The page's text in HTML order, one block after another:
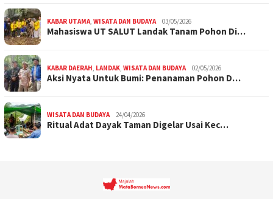
KABAR UTAMA, WISATA DAN BUDAYA 03/05/2026
Mahasiswa UT SALUT Landak Tanam Pohon Di…
KABAR DAERAH, LANDAK, WISATA DAN BUDAYA 02/05/2026
Aksi Nyata Untuk Bumi: Penanaman Pohon D…
WISATA DAN BUDAYA 24/04/2026
Ritual Adat Dayak Taman Digelar Usai Kec…